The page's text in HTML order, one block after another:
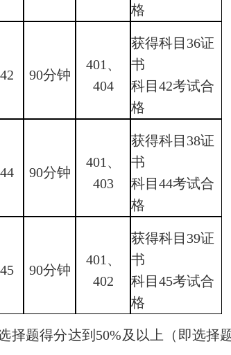
格
42 90分钟
401、
404
获得科目36证
书
科目42考试合
格
44 90分钟
401、
403
获得科目38证
书
科目44考试合
格
45 90分钟
401、
402
获得科目39证
书
科目45考试合
格
择题得分达到50%及以上（即选择